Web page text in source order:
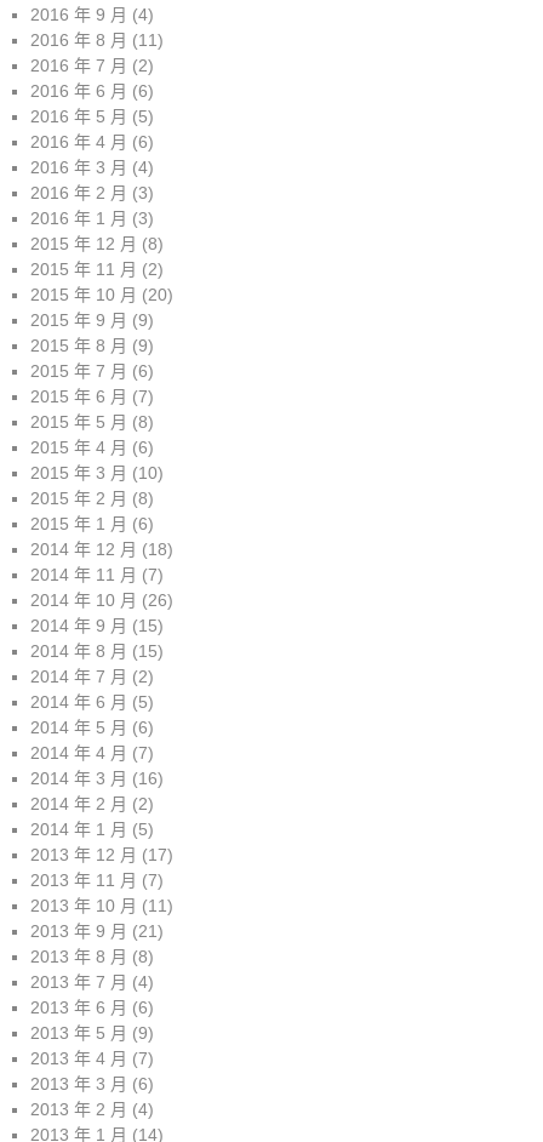
2016 年 9 月 (4)
2016 年 8 月 (11)
2016 年 7 月 (2)
2016 年 6 月 (6)
2016 年 5 月 (5)
2016 年 4 月 (6)
2016 年 3 月 (4)
2016 年 2 月 (3)
2016 年 1 月 (3)
2015 年 12 月 (8)
2015 年 11 月 (2)
2015 年 10 月 (20)
2015 年 9 月 (9)
2015 年 8 月 (9)
2015 年 7 月 (6)
2015 年 6 月 (7)
2015 年 5 月 (8)
2015 年 4 月 (6)
2015 年 3 月 (10)
2015 年 2 月 (8)
2015 年 1 月 (6)
2014 年 12 月 (18)
2014 年 11 月 (7)
2014 年 10 月 (26)
2014 年 9 月 (15)
2014 年 8 月 (15)
2014 年 7 月 (2)
2014 年 6 月 (5)
2014 年 5 月 (6)
2014 年 4 月 (7)
2014 年 3 月 (16)
2014 年 2 月 (2)
2014 年 1 月 (5)
2013 年 12 月 (17)
2013 年 11 月 (7)
2013 年 10 月 (11)
2013 年 9 月 (21)
2013 年 8 月 (8)
2013 年 7 月 (4)
2013 年 6 月 (6)
2013 年 5 月 (9)
2013 年 4 月 (7)
2013 年 3 月 (6)
2013 年 2 月 (4)
2013 年 1 月 (14)